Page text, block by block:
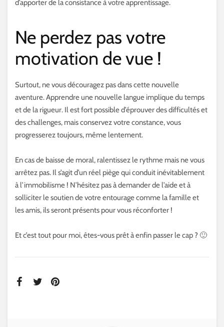
d’apporter de la consistance à votre apprentissage.
Ne perdez pas votre
motivation de vue !
Surtout, ne vous découragez pas dans cette nouvelle
aventure. Apprendre une nouvelle langue implique du temps
et de la rigueur. Il est fort possible d’éprouver des difficultés et
des challenges, mais conservez votre constance, vous
progresserez toujours, même lentement.
En cas de baisse de moral, ralentissez le rythme mais ne vous
arrêtez pas. Il s’agit d’un réel piège qui conduit inévitablement
à l’immobilisme ! N’hésitez pas à demander de l’aide et à
solliciter le soutien de votre entourage comme la famille et
les amis, ils seront présents pour vous réconforter !
Et c’est tout pour moi, êtes-vous prêt à enfin passer le cap ? 🙂